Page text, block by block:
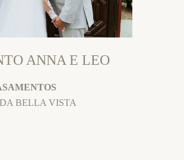
ANNA E LEO
BELLA VISTA